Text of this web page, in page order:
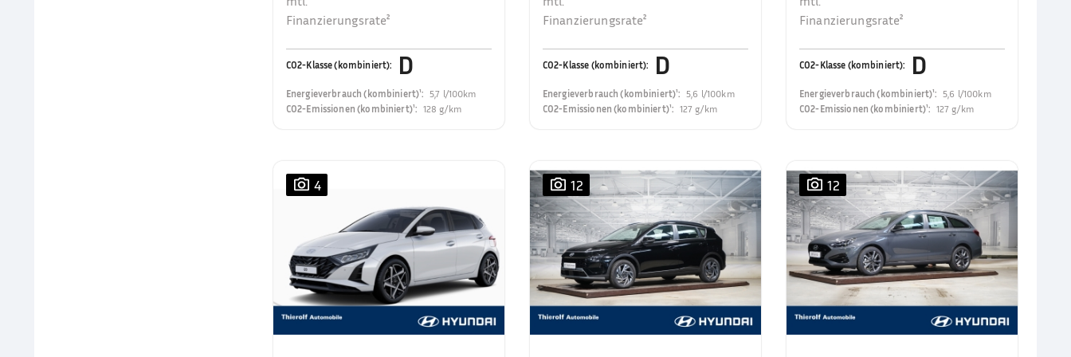
Finanzierungsrate²
CO2-Klasse (kombiniert): D
Energieverbrauch (kombiniert)¹: 5,7 l/100km
CO2-Emissionen (kombiniert)¹: 128 g/km
Finanzierungsrate²
CO2-Klasse (kombiniert): D
Energieverbrauch (kombiniert)¹: 5,6 l/100km
CO2-Emissionen (kombiniert)¹: 127 g/km
Finanzierungsrate²
CO2-Klasse (kombiniert): D
Energieverbrauch (kombiniert)¹:5,6 l/100km
CO2-Emissionen (kombiniert)¹: 127 g/km
4 12 12